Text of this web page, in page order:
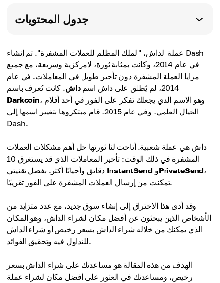
جدول المحتويات
عملة الداش، "الملك المظلم للعملات المشفرة". تم إنشاء Dash
في عام 2014، وكانت بمثابة ثورة، لامركزية وسريعة، مع جميع
مزايا العملة المشفرة دون تأخير طويل في المعاملات. في عام
2014، لم يُطلق على داش اسم
داش. كانت تُعرف باسم
Darkcoin، وهو الاسم الذي يجعلك تفكر على الفور في أحد أفلام
الخيال العلمي، وفي عام 2015، قام مبتكروها بتغيير اسمها إلى
Dash.
داش هي عملة شعبية. أتاحت لنا ثورتها حل أهم مشكلات العملات
المشفرة في ذلك الوقت: تأخير المعاملات الذي قد يستغرق 10
InstantSend وPrivateSend،
تمكنت من إرسال العملات المشفرة على الفور تقريبًا.
وقد أدى هذا الاختراق إلى إنشاء سوق جديد، مع عدد متزايد من
الأشخاص الذين يبحثون عن أفضل مكان لشراء الداش، وهو المكان
الذي يمكنك من خلاله شراء الداش بسعر رخيص أو شراء الداش
للتداول فيه وتحقيق الفوائد.
الهدف من هذه المقالة هو مساعدتك على شراء الداش بسعر
رخيص، ومساعدتك في العثور على أفضل مكان لشراء عملة